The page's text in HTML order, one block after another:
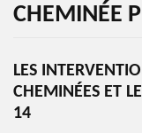
CHEMINÉE
LES
CHEMINÉES ET
14